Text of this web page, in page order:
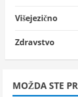
Višejezično
Zdravstvo
MOŽDA STE